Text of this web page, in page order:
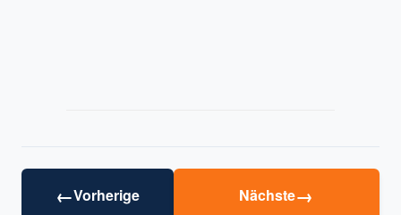
←Vorherige Nächste→